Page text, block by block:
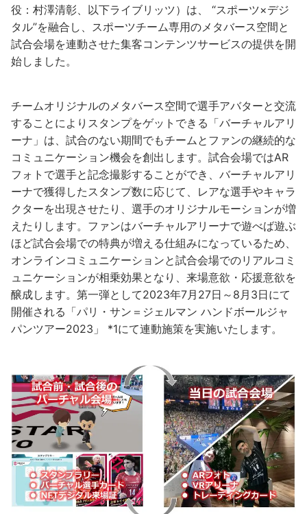
役：村澤清彰、以下ライブリッツ）は、 “スポーツ×デジ
タル”を融合し、スポーツチーム専用のメタバース空間と
試合会場を連動させた集客コンテンツサービスの提供を開
始しました。
チームオリジナルのメタバース空間で選手アバターと交流
することによりスタンプをゲットできる「バーチャルアリ
ーナ」は、試合のない期間でもチームとファンの継続的な
コミュニケーション機会を創出します。試合会場ではAR
フォトで選手と記念撮影することができ、バーチャルアリ
ーナで獲得したスタンプ数に応じて、レアな選手やキャラ
クターを出現させたり、選手のオリジナルモーションが増
えたりします。ファンはバーチャルアリーナで遊べば遊ぶ
ほど試合会場での特典が増える仕組みになっているため、
オンラインコミュニケーションと試合会場でのリアルコミ
ュニケーションが相乗効果となり、来場意欲・応援意欲を
醸成します。第一弾として2023年7月27日～8月3日にて
開催される「パリ・サン＝ジェルマン ハンドボールジャ
パンツアー2023」 *1にて連動施策を実施いたします。